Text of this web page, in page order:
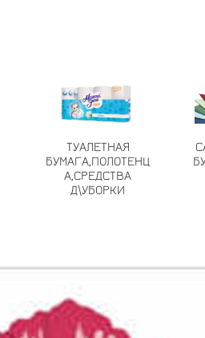
ТУАЛЕТНАЯ
БУМАГА,ПОЛОТЕНЦ
А,СРЕДСТВА
Д\УБОРКИ